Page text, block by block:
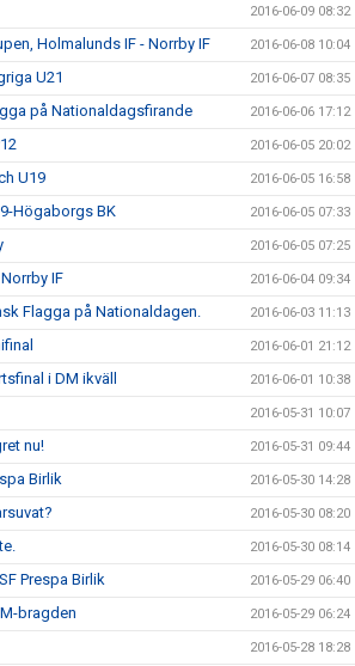
2016-06-09 08:32
Holmalunds IF - Norrby IF 2016-06-08 10:04
U21 2016-06-07 08:35
på Nationaldagsfirande 2016-06-06 17:12
2016-06-05 20:02
U19 2016-06-05 16:58
Högaborgs BK 2016-06-05 07:33
2016-06-05 07:25
IF 2016-06-04 09:34
Flagga på Nationaldagen. 2016-06-03 11:13
2016-06-01 21:12
i DM ikväll 2016-06-01 10:38
2016-05-31 10:07
nu! 2016-05-31 09:44
Birlik 2016-05-30 14:28
2016-05-30 08:20
2016-05-30 08:14
Prespa Birlik 2016-05-29 06:40
bragden 2016-05-29 06:24
2016-05-28 18:28